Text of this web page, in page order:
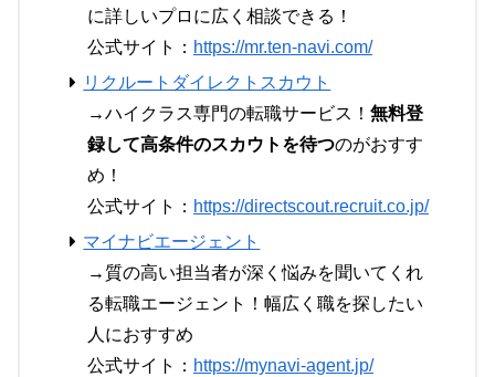
に詳しいプロに広く相談できる！
公式サイト： https://mr.ten-navi.com/
リクルートダイレクトスカウト
→ハイクラス専門の転職サービス！ 無料登
録して高条件のスカウトを待つのがおすす
め！
公式サイト： https://directscout.recruit.co.jp/
マイナビエージェント
→質の高い担当者が深く悩みを聞いてくれ
る転職エージェント！幅広く職を探したい
人におすすめ
公式サイト： https://mynavi-agent.jp/